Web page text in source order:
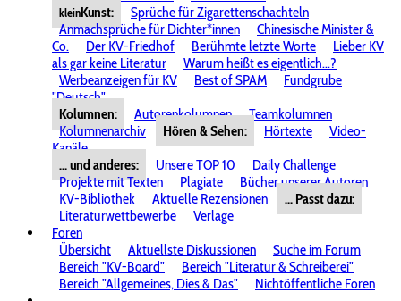
kleinKunst:
Sprüche für Zigarettenschachteln
Anmachsprüche für Dichter*innen
Chinesische Minister &
Co.
Der KV-Friedhof Berühmte letzte Worte
Lieber KV
als gar keine Literatur
Warum heißt es eigentlich...?
Werbeanzeigen für KV
Best of SPAM
Fundgrube
"Deutsch"
Kolumnen:
Autorenkolumnen
Teamkolumnen
Kolumnenarchiv
Hören & Sehen: Hörtexte
Video-
Kanäle
... und anderes:
Unsere TOP 10
Daily Challenge
Projekte mit Texten
Plagiate
Bücher unserer Autoren
KV-Bibliothek
Aktuelle Rezensionen
... Passt dazu:
Literaturwettbewerbe
Verlage
Foren
Übersicht
Aktuellste Diskussionen
Suche im Forum
Bereich "KV-Board"
Bereich "Literatur & Schreiberei"
Bereich "Allgemeines, Dies & Das"
Nichtöffentliche Foren